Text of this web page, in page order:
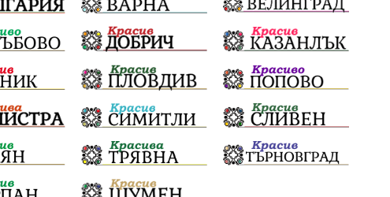
Народно събрание Бюджет2026
Плевенско Новини Традиции
Избори Фолклор Концерти спорт
ПТП ГДБОП Финансиране
Купуване на гласове Разследване
библиотека „Христо Смирненски“